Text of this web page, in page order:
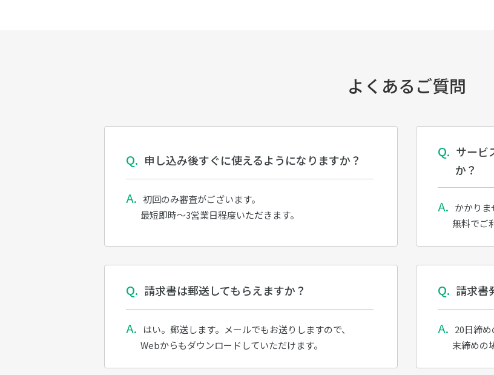
よくあるご質問
申し込み後すぐに使えるようになりますか？
初回のみ審査がございます。
最短即時～3営業日程度いただきます。
サービ
か？
かかりま
無料でご
請求書は郵送してもらえますか？
はい。郵送します。メールでもお送りしますので、
Webからもダウンロードしていただけます。
請求書
20日締
末締めの